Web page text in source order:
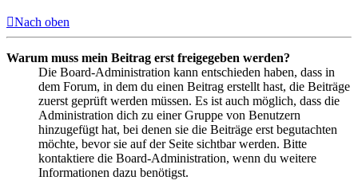
Nach oben
Warum muss mein Beitrag erst freigegeben werden?
Die Board-Administration kann entschieden haben, dass in
dem Forum, in dem du einen Beitrag erstellt hast, die Beiträge
zuerst geprüft werden müssen. Es ist auch möglich, dass die
Administration dich zu einer Gruppe von Benutzern
hinzugefügt hat, bei denen sie die Beiträge erst begutachten
möchte, bevor sie auf der Seite sichtbar werden. Bitte
kontaktiere die Board-Administration, wenn du weitere
Informationen dazu benötigst.